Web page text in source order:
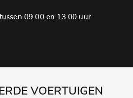
09.00 en 13.00 uur
VOERTUIGEN